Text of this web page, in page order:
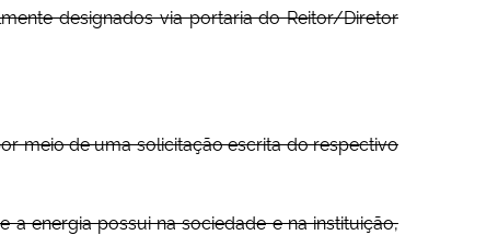
designados via portaria do Reitor/Diretor
meio de uma solicitação escrita do respectivo
energia possui na sociedade e na instituição,